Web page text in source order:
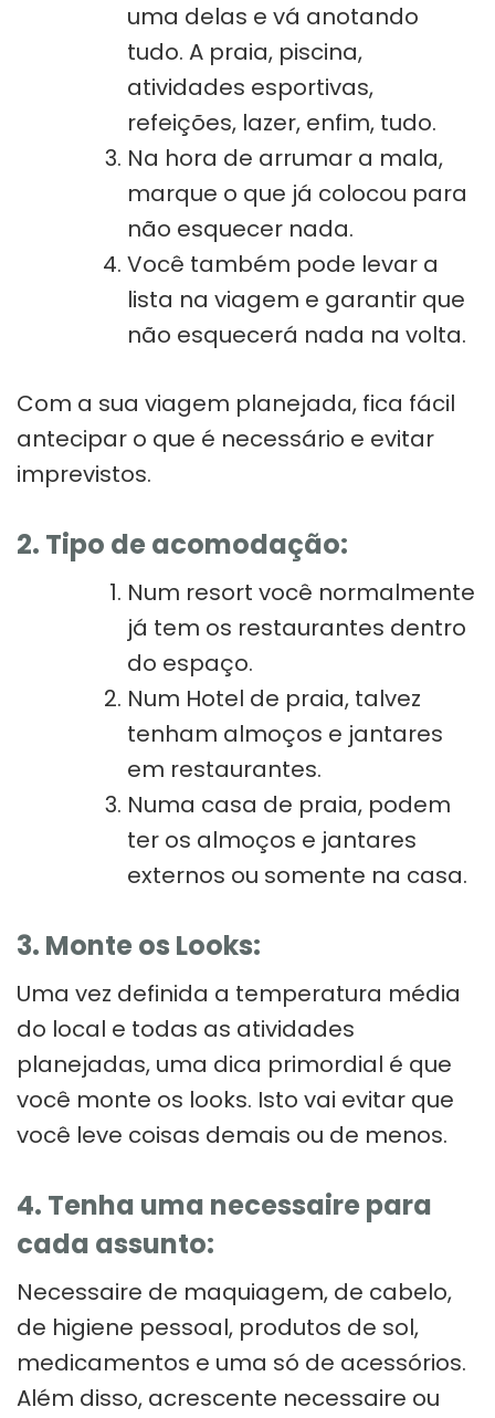
uma delas e vá anotando
tudo. A praia, piscina,
atividades esportivas,
refeições, lazer, enfim, tudo.
Na hora de arrumar a mala,
marque o que já colocou para
não esquecer nada.
Você também pode levar a
lista na viagem e garantir que
não esquecerá nada na volta.
Com a sua viagem planejada, fica fácil
antecipar o que é necessário e evitar
imprevistos.
2. Tipo de acomodação:
Num resort você normalmente
já tem os restaurantes dentro
do espaço.
Num Hotel de praia, talvez
tenham almoços e jantares
em restaurantes.
Numa casa de praia, podem
ter os almoços e jantares
externos ou somente na casa.
3. Monte os Looks:
Uma vez definida a temperatura média
do local e todas as atividades
planejadas, uma dica primordial é que
você monte os looks. Isto vai evitar que
você leve coisas demais ou de menos.
4. Tenha uma necessaire para
cada assunto:
Necessaire de maquiagem, de cabelo,
de higiene pessoal, produtos de sol,
medicamentos e uma só de acessórios.
Além disso, acrescente necessaire ou